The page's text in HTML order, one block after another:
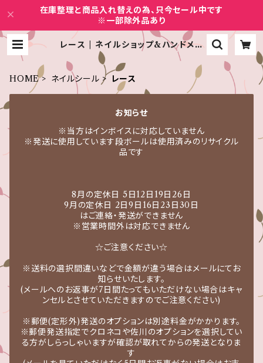
在庫整理と商品入れ替えの為、只今セール中です
※一部除外品あり
レース | ネイルショップ&ハンドメイ
ドCure
HOME ネイルシール レース
お知らせ
※当方はインボイスに対応していません
※発送に使用しています段ボールは使用済みのリサイクル
品です
8月の定休日 5日12日19日26日
9月の定休日 2日9日16日23日30日
はご連絡・発送ができません
※営業時間外は対応できません
☆ご注意ください☆
※送料の選択間違いなどで金額が違う場合はメールにてお
知らせいたします。
(メールへのお返事が7日間たってもいただけない場合はキャ
ンセルとさせていただきますのでご注意ください)
※郵便(定形外)発送のオプションは別途料金がかかります。
※郵便発送指定でクロネコや佐川のオプションを選択してい
る方がしらっしゃいますが確認が取れてからの発送となりま
す